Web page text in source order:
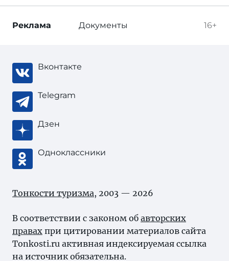
16+
Реклама Документы
Вконтакте
Telegram
Дзен
Одноклассники
Тонкости туризма, 2003 — 2026
В соответствии с законом об авторских
правах при цитировании материалов сайта
Tonkosti.ru активная индексируемая ссылка
на источник обязательна.